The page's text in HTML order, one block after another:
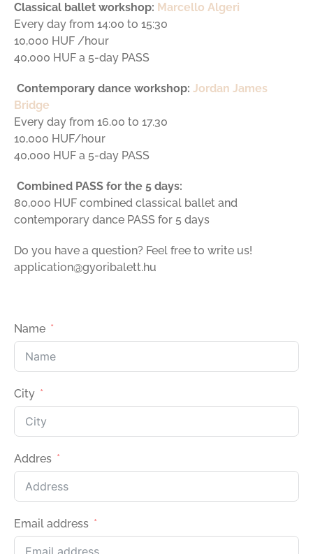
Classical ballet workshop: Marcello Algeri
Every day from 14:00 to 15:30
10,000 HUF /hour
40,000 HUF a 5-day PASS
Contemporary dance workshop: Jordan James
Bridge
Every day from 16.00 to 17.30
10,000 HUF/hour
40,000 HUF a 5-day PASS
Combined PASS for the 5 days:
80,000 HUF combined classical ballet and
contemporary dance PASS for 5 days
Do you have a question? Feel free to write us!
application@gyoribalett.hu
Name
City
Addres
Email address